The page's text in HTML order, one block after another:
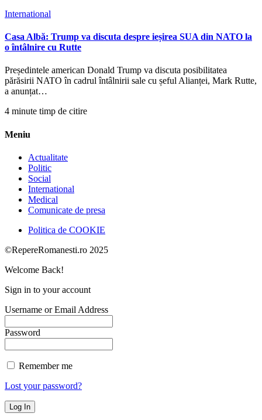
International
Casa Albă: Trump va discuta despre ieșirea SUA din NATO la
o întâlnire cu Rutte
Președintele american Donald Trump va discuta posibilitatea
părăsirii NATO în cadrul întâlnirii sale cu șeful Alianței, Mark Rutte,
a anunțat…
4 minute timp de citire
Meniu
Actualitate
Politic
Social
International
Medical
Comunicate de presa
Politica de COOKIE
©RepereRomanesti.ro 2025
Welcome Back!
Sign in to your account
Username or Email Address
Password
Remember me
Lost your password?